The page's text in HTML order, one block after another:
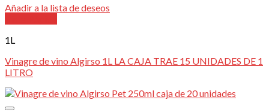
Añadir a la lista de deseos
1L
Vinagre de vino Algirso 1L LA CAJA TRAE 15 UNIDADES DE 1
LITRO